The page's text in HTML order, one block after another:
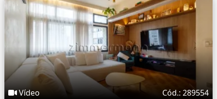
Vídeo Cód.: 289554